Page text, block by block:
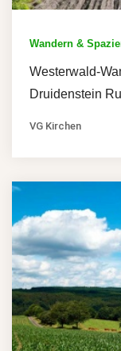
Wandern &
Westerwald-
Druidenstein
VG Kirchen